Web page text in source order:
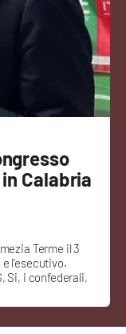
Calabria
Terme il 3
l’esecutivo.
Si, i confederali,